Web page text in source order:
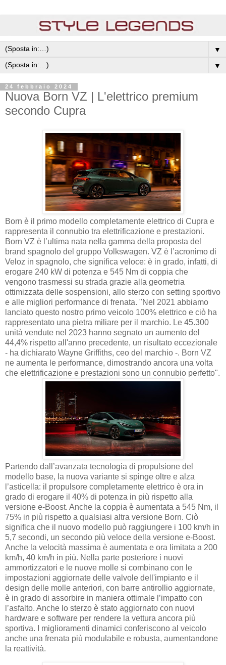
▼
▼
24 febbraio 2024
Nuova Born VZ | L'elettrico premium
secondo Cupra
Born è il primo modello completamente elettrico di Cupra e
rappresenta il connubio tra elettrificazione e prestazioni.
Born VZ è l’ultima nata nella gamma della proposta del
brand spagnolo del gruppo Volkswagen. VZ è l’acronimo di
Veloz in spagnolo, che significa veloce: è in grado, infatti, di
erogare 240 kW di potenza e 545 Nm di coppia che
vengono trasmessi su strada grazie alla geometria
ottimizzata delle sospensioni, allo sterzo con setting sportivo
e alle migliori performance di frenata. "Nel 2021 abbiamo
lanciato questo nostro primo veicolo 100% elettrico e ciò ha
rappresentato una pietra miliare per il marchio. Le 45.300
unità vendute nel 2023 hanno segnato un aumento del
44,4% rispetto all'anno precedente, un risultato eccezionale
- ha dichiarato Wayne Griffiths, ceo del marchio -. Born VZ
ne aumenta le performance, dimostrando ancora una volta
che elettrificazione e prestazioni sono un connubio perfetto".
Partendo dall’avanzata tecnologia di propulsione del
modello base, la nuova variante si spinge oltre e alza
l’asticella: il propulsore completamente elettrico è ora in
grado di erogare il 40% di potenza in più rispetto alla
versione e-Boost. Anche la coppia è aumentata a 545 Nm, il
75% in più rispetto a qualsiasi altra versione Born. Ciò
significa che il nuovo modello può raggiungere i 100 km/h in
5,7 secondi, un secondo più veloce della versione e-Boost.
Anche la velocità massima è aumentata e ora limitata a 200
km/h, 40 km/h in più. Nella parte posteriore i nuovi
ammortizzatori e le nuove molle si combinano con le
impostazioni aggiornate delle valvole dell'impianto e il
design delle molle anteriori, con barre antirollio aggiornate,
è in grado di assorbire in maniera ottimale l’impatto con
l’asfalto. Anche lo sterzo è stato aggiornato con nuovi
hardware e software per rendere la vettura ancora più
sportiva. I miglioramenti dinamici conferiscono al veicolo
anche una frenata più modulabile e robusta, aumentandone
la reattività.